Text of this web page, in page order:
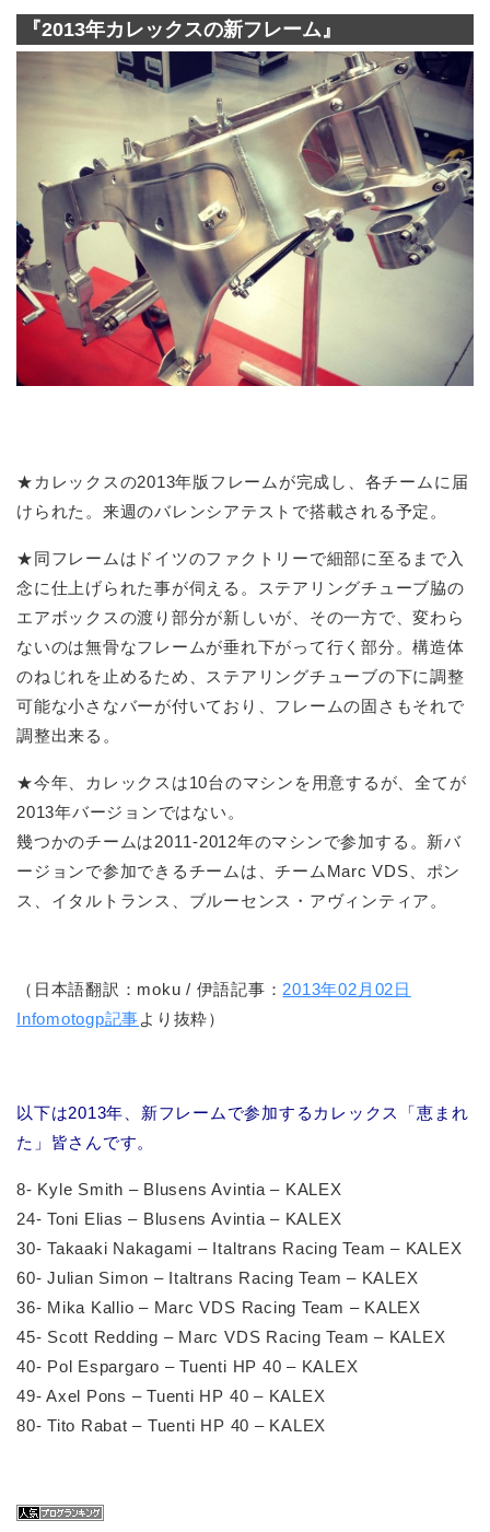
『2013年カレックスの新フレーム』
★カレックスの2013年版フレームが完成し、各チームに届
けられた。来週のバレンシアテストで搭載される予定。
★同フレームはドイツのファクトリーで細部に至るまで入
念に仕上げられた事が伺える。ステアリングチューブ脇の
エアボックスの渡り部分が新しいが、その一方で、変わら
ないのは無骨なフレームが垂れ下がって行く部分。構造体
のねじれを止めるため、ステアリングチューブの下に調整
可能な小さなバーが付いており、フレームの固さもそれで
調整出来る。
★今年、カレックスは10台のマシンを用意するが、全てが
2013年バージョンではない。
幾つかのチームは2011-2012年のマシンで参加する。新バ
ージョンで参加できるチームは、チームMarc VDS、ポン
ス、イタルトランス、ブルーセンス・アヴィンティア。
（日本語翻訳：moku / 伊語記事： 2013年02月02日
Infomotogp記事より抜粋）
以下は2013年、新フレームで参加するカレックス「恵まれ
た」皆さんです。
8- Kyle Smith – Blusens Avintia – KALEX
24- Toni Elias – Blusens Avintia – KALEX
30- Takaaki Nakagami – Italtrans Racing Team – KALEX
60- Julian Simon – Italtrans Racing Team – KALEX
36- Mika Kallio – Marc VDS Racing Team – KALEX
45- Scott Redding – Marc VDS Racing Team – KALEX
40- Pol Espargaro – Tuenti HP 40 – KALEX
49- Axel Pons – Tuenti HP 40 – KALEX
80- Tito Rabat – Tuenti HP 40 – KALEX